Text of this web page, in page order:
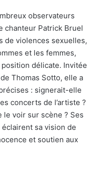
observateurs
chanteur Patrick Bruel
de violences sexuelles,
et les femmes,
délicate. Invitée
Thomas Sotto, elle a
: signerait-elle
concerts de l’artiste ?
voir sur scène ? Ses
sa vision de
et soutien aux